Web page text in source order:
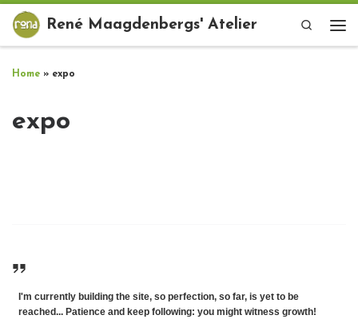
Ga naar inhoud
René Maagdenbergs' Atelier
Search
Home » expo
expo
I'm currently building the site, so perfection, so far, is yet to be
reached... Patience and keep following: you might witness growth!